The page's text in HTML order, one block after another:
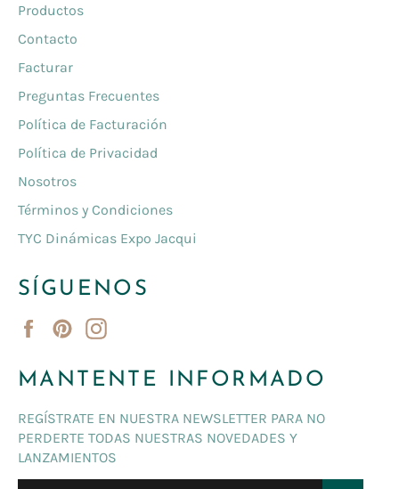
Productos
Contacto
Facturar
Preguntas Frecuentes
Política de Facturación
Política de Privacidad
Nosotros
Términos y Condiciones
TYC Dinámicas Expo Jacqui
SÍGUENOS
FacebookPinterest
MANTENTE INFORMADO
REGÍSTRATE EN NUESTRA NEWSLETTER PARA NO
PERDERTE TODAS NUESTRAS NOVEDADES Y
LANZAMIENTOS